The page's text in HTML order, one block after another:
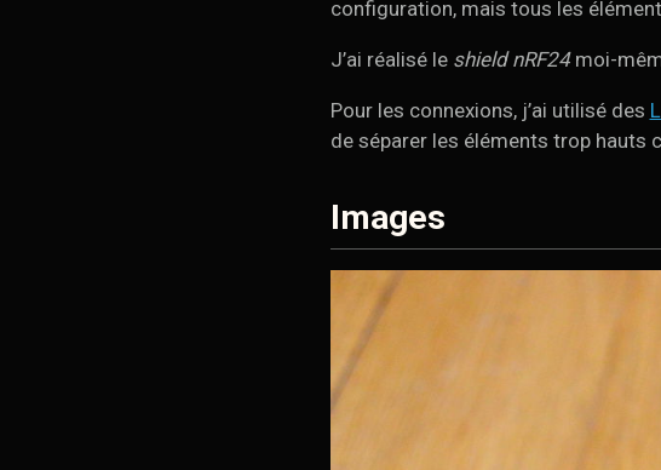
configuration, mais tous les
J’ai réalisé le shield nRF24moi-
Pour les connexions, j’ai utilisé des
de séparer les éléments trop hauts
Images